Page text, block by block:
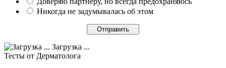
Никогда не задумывалась об этом
Загрузка ...
Тесты от Дерматолога